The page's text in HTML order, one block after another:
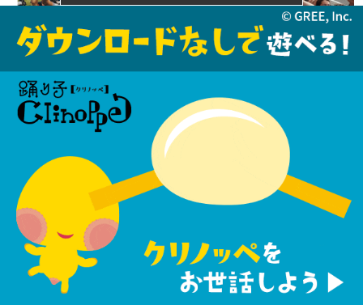
【警告】社会人「スムージーにキウイ皮ごと入れよ。
これ美容にい...
【悲報】風俗嬢やってる女の末路ｗｗｗｗｗｗｗｗｗ
【悲報】映画館の客、ほぼバイオテロレベルのやらか
しで観客が避...
【画像】石川佳純さん(31)の体、エッッッッッッッッッ
ッッッ...
AIが指示なく個人や組織に対しサイバー攻撃…英政府
機関の性能...
カープ2軍『10時半試合開始の為に4時起き』←もっと
良い猛暑...
まさか敗因が『早川の回跨ぎ』になるとは思わなかっ
たな他
益田250セーブで名球会入り ←これさぁ、先発リリー
フの両方...
【神対応】任天堂、熊本地震の被災者向けに製品修理
を無償対応へ...